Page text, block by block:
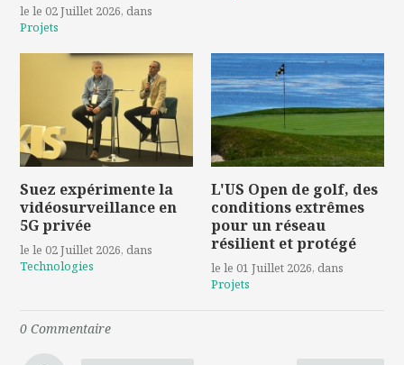
le le 02 Juillet 2026, dans
Projets
Suez expérimente la
vidéosurveillance en
5G privée
le le 02 Juillet 2026, dans
Technologies
L'US Open de golf, des
conditions extrêmes
pour un réseau
résilient et protégé
le le 01 Juillet 2026, dans
Projets
0 Commentaire